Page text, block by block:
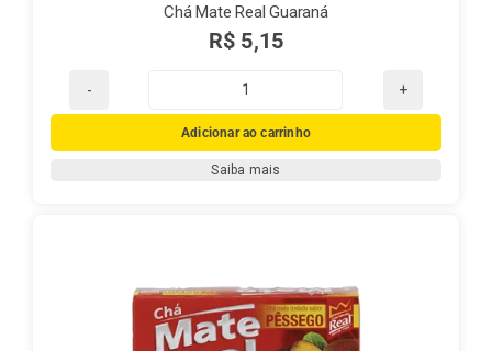
Chá Mate Real Guaraná
R$ 5,15
Chá
Mate
Real
Adicionar ao carrinho
Saiba mais